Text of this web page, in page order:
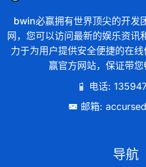
bwin必赢拥有世界顶尖的开发
网，您可以访问最新的娱乐资讯
力于为用户提供安全便捷的在
赢官方网站，保证带
电话:
邮箱:
导航